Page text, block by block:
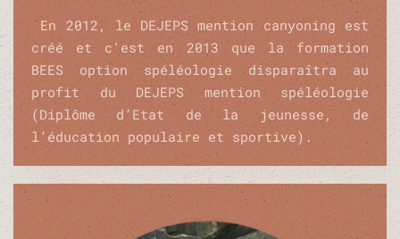
En 2012, le DEJEPS mention canyoning est
créé et c'est en 2013 que la formation
BEES option spéléologie disparaîtra au
profit du DEJEPS mention spéléologie
(Diplôme d’Etat de la jeunesse, de
l’éducation populaire et sportive).